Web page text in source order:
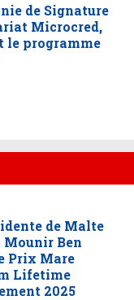
de Signature
Microcred,
le programme
de Malte
Mounir Ben
Prix Mare
Lifetime
2025